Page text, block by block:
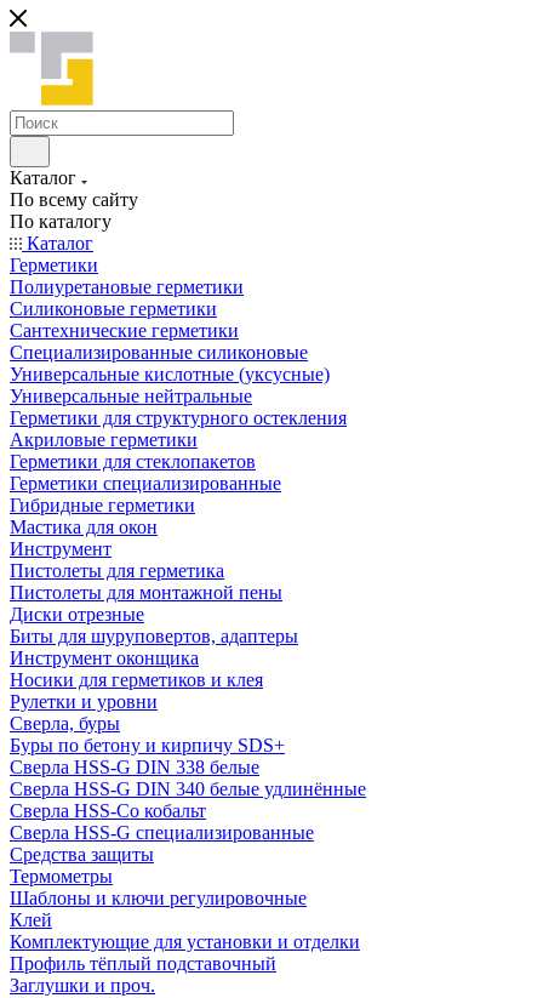
Каталог
По всему сайту
По каталогу
Каталог
Герметики
Полиуретановые герметики
Силиконовые герметики
Сантехнические герметики
Специализированные силиконовые
Универсальные кислотные (уксусные)
Универсальные нейтральные
Герметики для структурного остекления
Акриловые герметики
Герметики для стеклопакетов
Герметики специализированные
Гибридные герметики
Мастика для окон
Инструмент
Пистолеты для герметика
Пистолеты для монтажной пены
Диски отрезные
Биты для шуруповертов, адаптеры
Инструмент оконщика
Носики для герметиков и клея
Рулетки и уровни
Сверла, буры
Буры по бетону и кирпичу SDS+
Сверла HSS-G DIN 338 белые
Сверла HSS-G DIN 340 белые удлинённые
Сверла HSS-Co кобальт
Сверла HSS-G специализированные
Средства защиты
Термометры
Шаблоны и ключи регулировочные
Клей
Комплектующие для установки и отделки
Профиль тёплый подставочный
Заглушки и проч.